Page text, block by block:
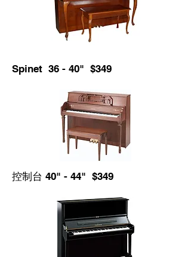
Spinet 36 - 40" $349
控制台 40" - 44" $349